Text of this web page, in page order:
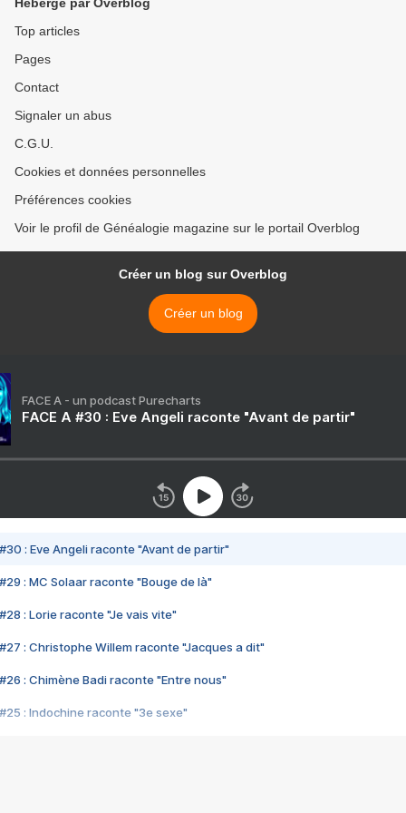
Top articles
Pages
Contact
Signaler un abus
C.G.U.
Cookies et données personnelles
Préférences cookies
Voir le profil de Généalogie magazine sur le portail Overblog
Créer un blog sur Overblog
Créer un blog
FACE A - un podcast Purecharts
FACE A #30 : Eve Angeli raconte "Avant de partir"
#30 : Eve Angeli raconte "Avant de partir"
#29 : MC Solaar raconte "Bouge de là"
#28 : Lorie raconte "Je vais vite"
#27 : Christophe Willem raconte "Jacques a dit"
#26 : Chimène Badi raconte "Entre nous"
#25 : Indochine raconte "3e sexe"